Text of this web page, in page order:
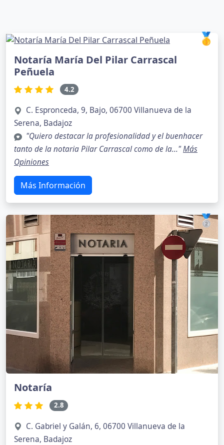
🥇
Notaría María Del Pilar Carrascal
Peñuela
4.2
C. Espronceda, 9, Bajo, 06700 Villanueva de la
Serena, Badajoz
"Quiero destacar la profesionalidad y el buenhacer
tanto de la notaria Pilar Carrascal como de la..."Más
Opiniones
Más Información
🥈
Notaría
2.8
C. Gabriel y Galán, 6, 06700 Villanueva de la
Serena, Badajoz